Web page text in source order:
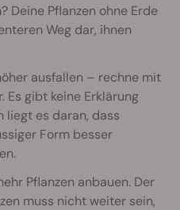
Deine Pflanzen ohne Erde
Weg dar, ihnen
ausfallen – rechne mit
Es gibt keine Erklärung
liegt es daran, dass
Form besser
Pflanzen anbauen. Der
muss nicht weiter sein,